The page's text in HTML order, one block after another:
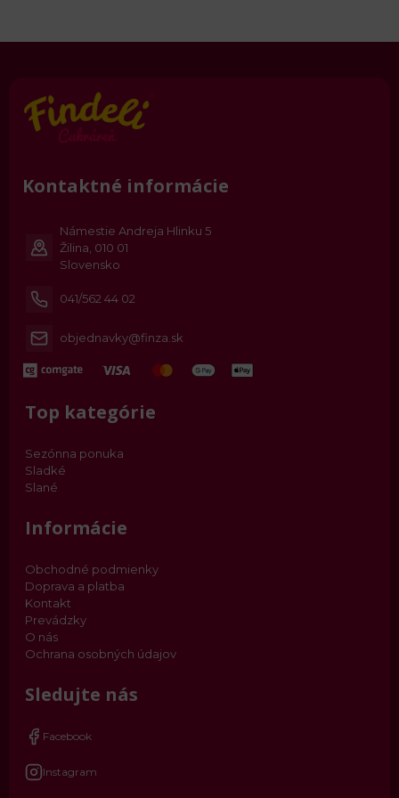
Kontaktné informácie
Námestie Andreja Hlinku 5
Žilina, 010 01
Slovensko
041/562 44 02
objednavky@finza.sk
Top kategórie
Sezónna ponuka
Sladké
Slané
Informácie
Obchodné podmienky
Doprava a platba
Kontakt
Prevádzky
O nás
Ochrana osobných údajov
Sledujte nás
Facebook
Instagram